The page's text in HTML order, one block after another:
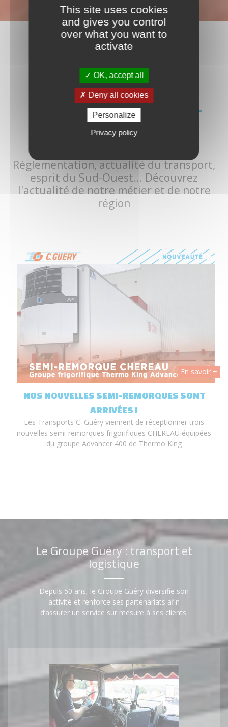
TRANSPORT, LOGISTIQUE ET
GRAND SUD-OUEST :
Réglementation, actualité du transport,
esprit du Sud-Ouest... Découvrez
l'actualité de notre métier et de notre
région
En savoir +
NOS NOUVELLES SEMI-REMORQUES SONT
ARRIVÉES !
Les Transports C. Guéry viennent de réceptionner trois
nouvelles semi-remorques frigorifiques CHEREAU équipées
du groupe Advancer 400 de Thermo King
Le Groupe Guéry : transport et
logistique
Depuis 50 ans, le Groupe Guéry diversifie son
activité et renforce ses partenariats afin
d’assurer un service sur mesure à ses clients.
This site uses cookies
and gives you control
over what you want to
activate
OK, accept all
Deny all cookies
Personalize
Privacy policy